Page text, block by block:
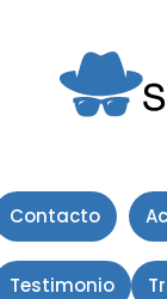
Contacto
Testimonio
Baro